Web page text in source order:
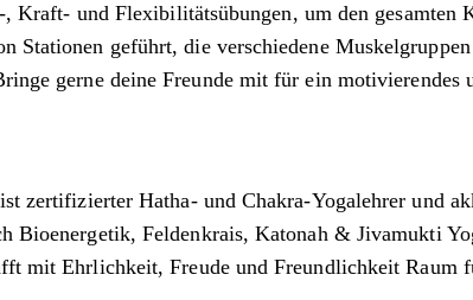
und Flexibilitätsübungen, um den gesamten
geführt, die verschiedene Muskelgruppen
gerne deine Freunde mit für ein motivierendes
zertifizierter Hatha- und Chakra-Yogalehrer und
Bioenergetik, Feldenkrais, Katonah & Jivamukti
mit Ehrlichkeit, Freude und Freundlichkeit Raum